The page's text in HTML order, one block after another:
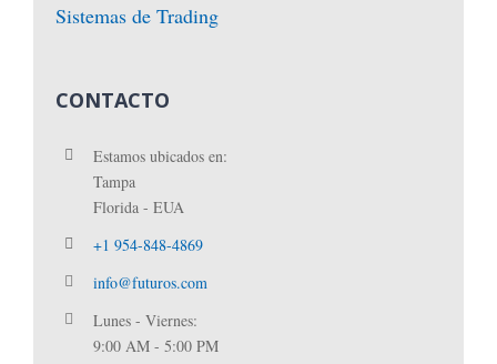
Sistemas de Trading
CONTACTO
Estamos ubicados en:
Tampa
Florida - EUA
+1 954-848-4869
info@futuros.com
Lunes - Viernes:
9:00 AM - 5:00 PM